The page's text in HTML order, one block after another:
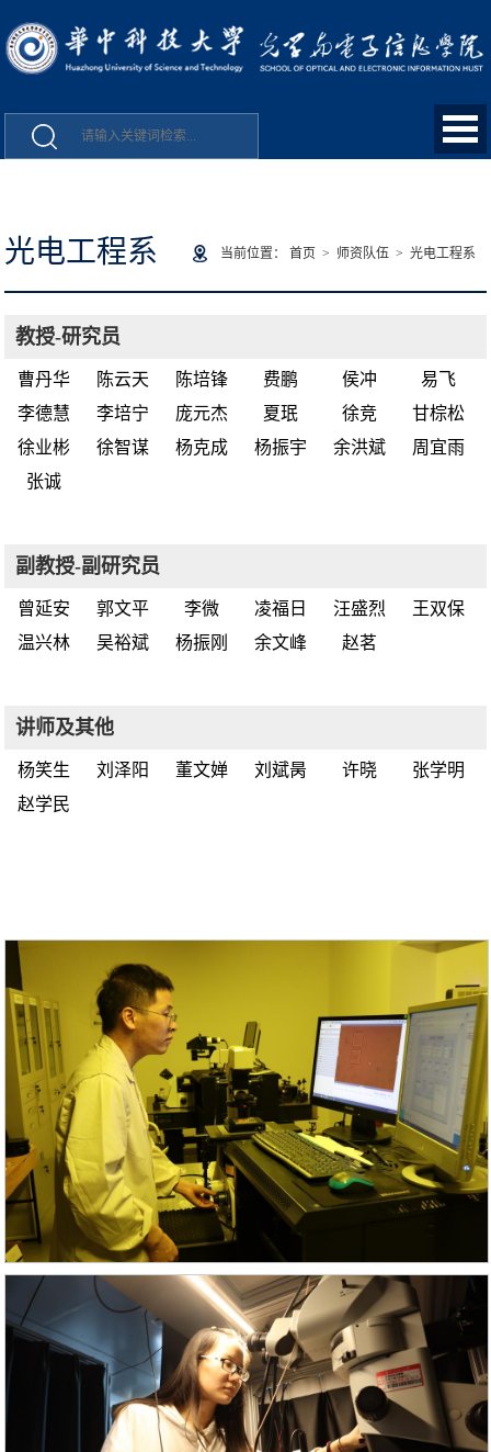
光电工程系 当前位置： 首页 > 师资队伍> 光电工程系
教授-研究员
曹丹华 陈云天 陈培锋 费鹏 侯冲
易飞
李德慧
李培宁 庞元杰 夏珉 徐竞
甘棕松
徐业彬
徐智谋 杨克成 杨振宇 余洪斌
周宜雨
张诚
副教授-副研究员
曾延安 郭文平 李微 凌福日 汪盛烈
王双保
温兴林
吴裕斌 杨振刚 余文峰 赵茗
讲师及其他
杨笑生 刘泽阳 董文婵 刘斌昺 许晓
张学明
赵学民